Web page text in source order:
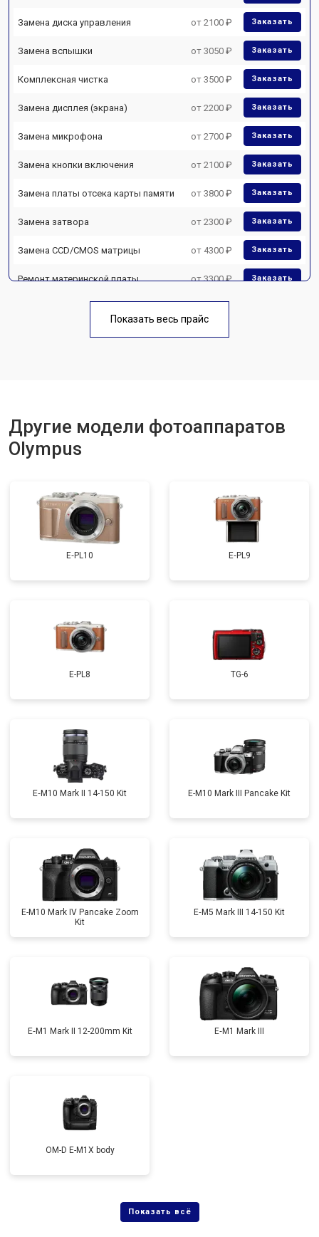
Замена диска управления от 2100 ₽ Заказать
Замена вспышки от 3050 ₽ Заказать
Комплексная чистка от 3500 ₽ Заказать
Замена дисплея (экрана) от 2200 ₽ Заказать
Замена микрофона от 2700 ₽ Заказать
Замена кнопки включения от 2100 ₽ Заказать
Замена платы отсека карты памяти от 3800 ₽ Заказать
Замена затвора от 2300 ₽ Заказать
Замена CCD/CMOS матрицы от 4300 ₽ Заказать
Ремонт материнской платы от 3300 ₽ Заказать
Показать весь прайс
Другие модели фотоаппаратов
Olympus
E‑PL10 E‑PL9
E-PL8 TG-6
E‑M10 Mark II 14-150 Kit E-M10 Mark III Pancake Kit
E-M10 Mark IV Pancake Zoom
Kit
E‑M5 Mark III 14-150 Kit
E‑M1 Mark II 12-200mm Kit E‑M1 Mark III
OM-D E-M1X body